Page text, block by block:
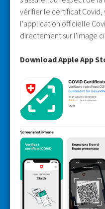
vérifier le certificat
l'application officielle
directement sur l'image
Download Apple App